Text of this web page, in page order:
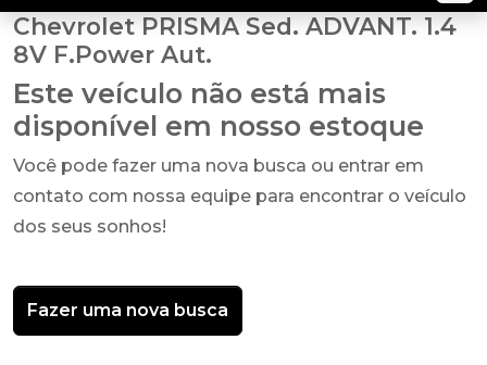
Chevrolet PRISMA Sed. ADVANT. 1.4
8V F.Power Aut.
Este veículo não está mais
disponível em nosso estoque
Você pode fazer uma nova busca ou entrar em
contato com nossa equipe para encontrar o veículo
dos seus sonhos!
Fazer uma nova busca